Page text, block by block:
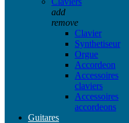
add
remove
Clavier
Synthetiseur
Orgue
Accordeon
Accessoires
claviers
Accessoires
accordeons
Guitares